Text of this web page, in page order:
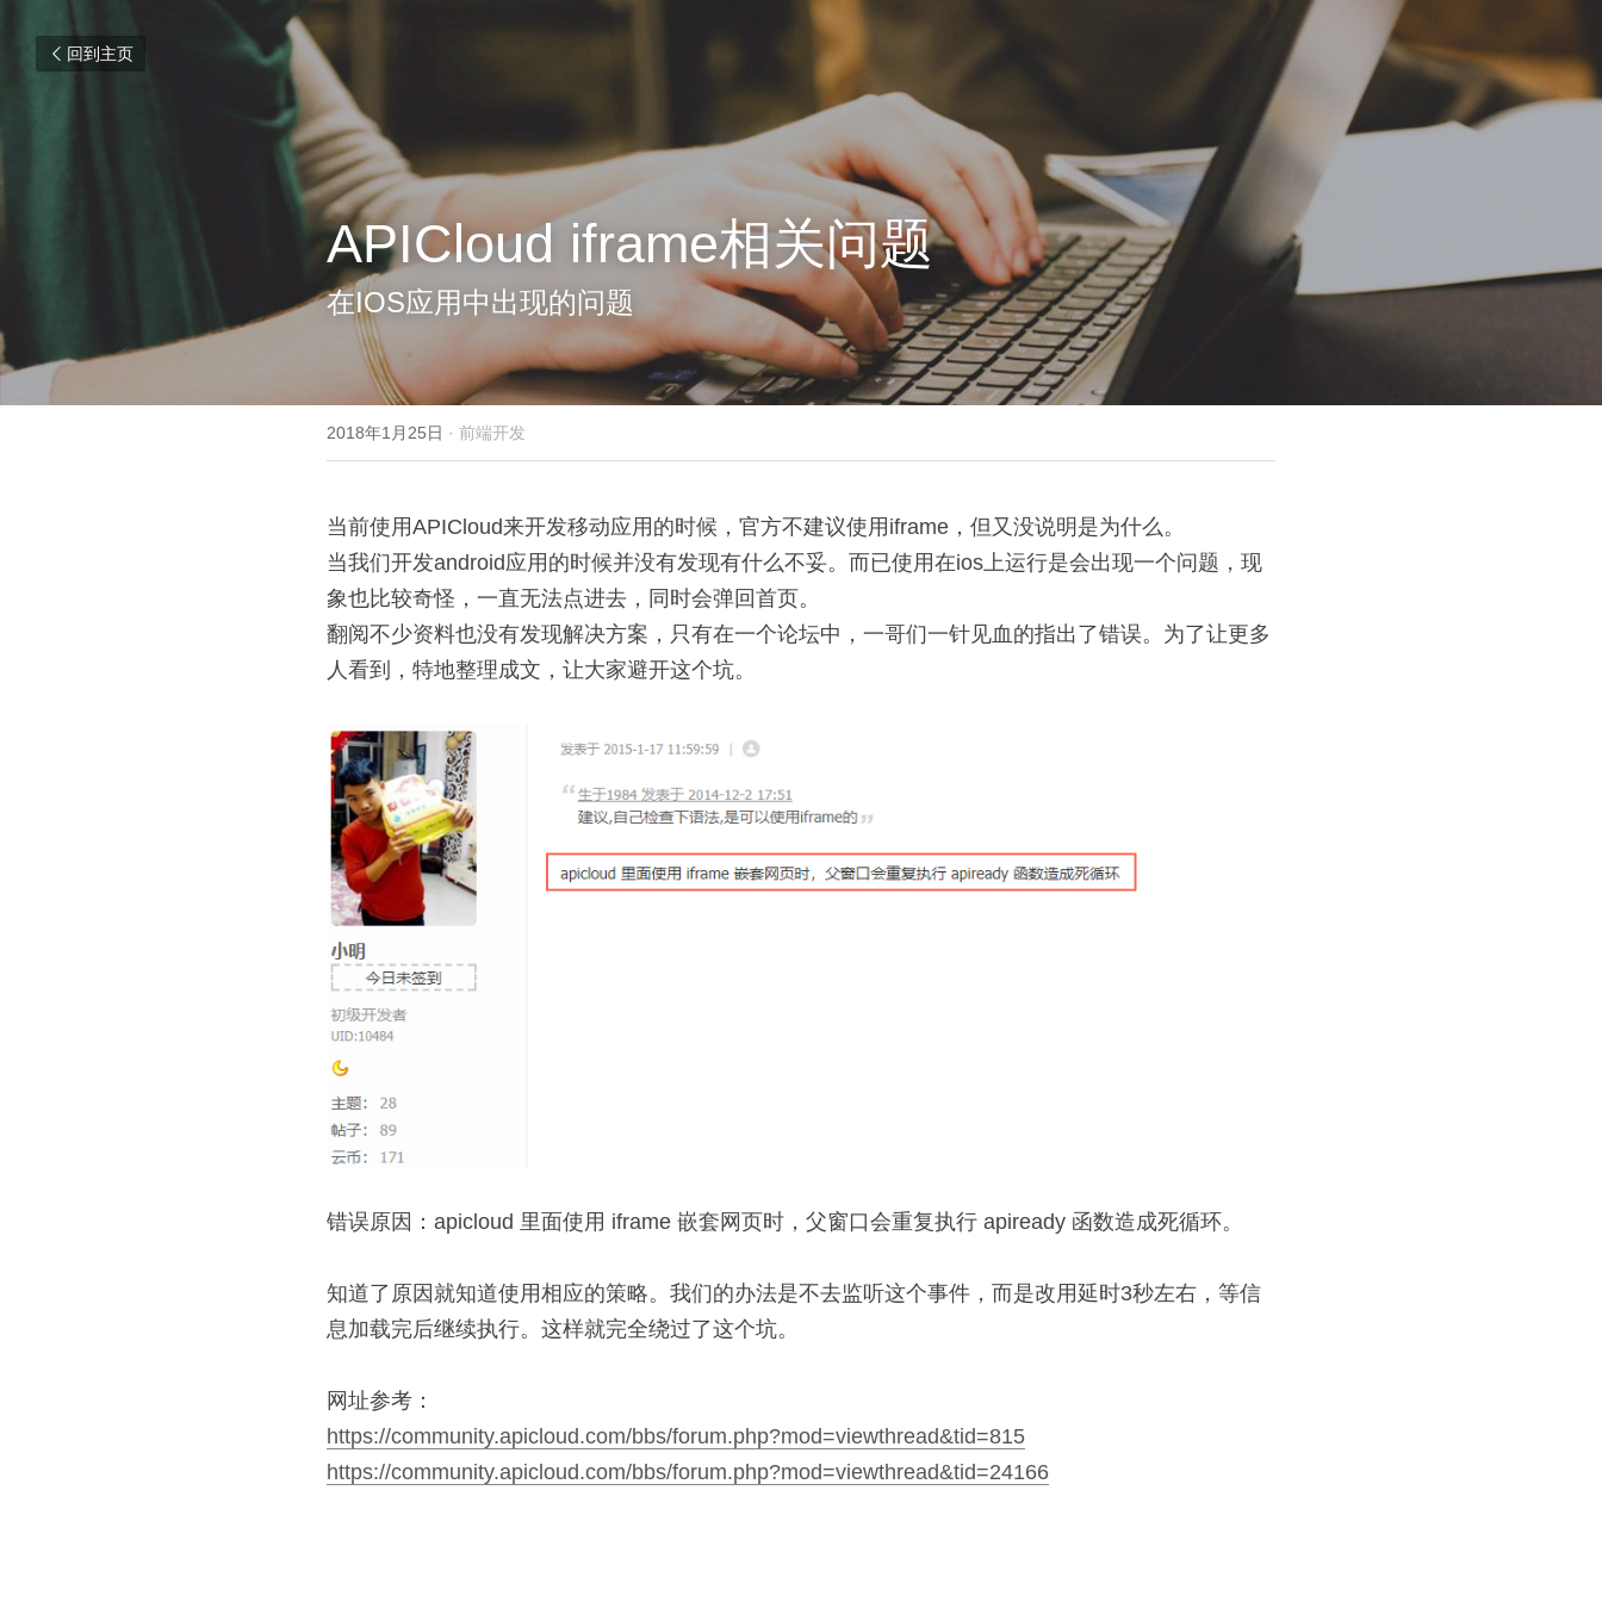
回到主页
APICloud iframe相关问题
在IOS应用中出现的问题
2018年1月25日 · 前端开发
当前使用APICloud来开发移动应用的时候，官方不建议使用iframe，但又没说明是为什么。
当我们开发android应用的时候并没有发现有什么不妥。而已使用在ios上运行是会出现一个问题，现
象也比较奇怪，一直无法点进去，同时会弹回首页。
翻阅不少资料也没有发现解决方案，只有在一个论坛中，一哥们一针见血的指出了错误。为了让更多
人看到，特地整理成文，让大家避开这个坑。
错误原因：apicloud 里面使用 iframe 嵌套网页时，父窗口会重复执行 apiready 函数造成死循环。
知道了原因就知道使用相应的策略。我们的办法是不去监听这个事件，而是改用延时3秒左右，等信
息加载完后继续执行。这样就完全绕过了这个坑。
网址参考：
https://community.apicloud.com/bbs/forum.php?mod=viewthread&tid=815
https://community.apicloud.com/bbs/forum.php?mod=viewthread&tid=24166